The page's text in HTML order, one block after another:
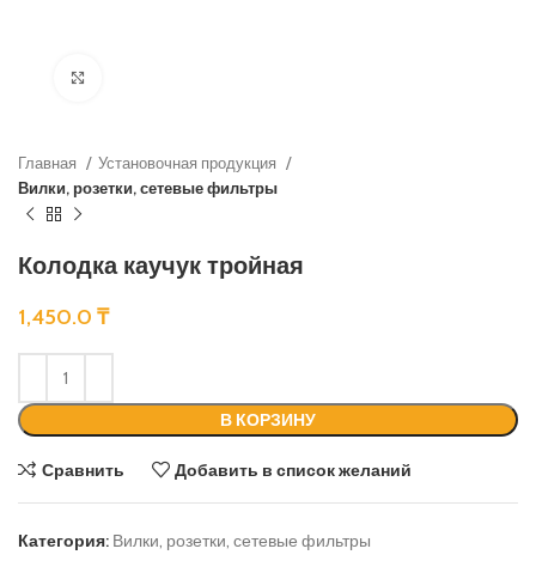
Главная
Установочная продукция
Вилки, розетки, сетевые фильтры
Колодка каучук тройная
1,450.0 ₸
В КОРЗИНУ
Сравнить Добавить в список желаний
Категория: Вилки, розетки, сетевые фильтры